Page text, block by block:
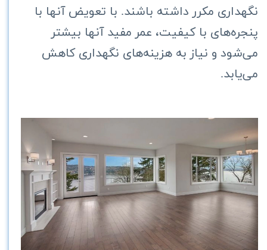
نگهداری مکرر داشته باشند. با تعویض آنها با
پنجره‌های با کیفیت، عمر مفید آنها بیشتر
می‌شود و نیاز به هزینه‌های نگهداری کاهش
می‌یابد.